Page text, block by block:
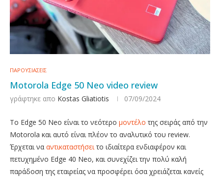
ΠΑΡΟΥΣΙΑΣΕΙΣ
Motorola Edge 50 Neo video review
γράφτηκε απο Kostas Gliatiotis 07/09/2024
To Edge 50 Neo είναι το νεότερο μοντέλο της σειράς από την
Motorola και αυτό είναι πλέον το αναλυτικό του review.
Έρχεται να αντικαταστήσειτο ιδιαίτερα ενδιαφέρον και
πετυχημένο Edge 40 Neo, και συνεχίζει την πολύ καλή
παράδοση της εταιρείας να προσφέρει όσα χρειάζεται κανείς